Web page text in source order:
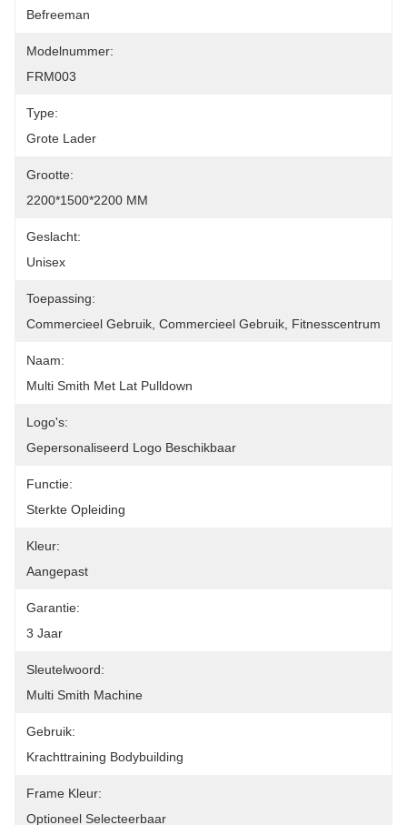
Befreeman
Modelnummer:
FRM003
Type:
Grote Lader
Grootte:
2200*1500*2200 MM
Geslacht:
Unisex
Toepassing:
Commercieel Gebruik, Commercieel Gebruik, Fitnesscentrum
Naam:
Multi Smith Met Lat Pulldown
Logo's:
Gepersonaliseerd Logo Beschikbaar
Functie:
Sterkte Opleiding
Kleur:
Aangepast
Garantie:
3 Jaar
Sleutelwoord:
Multi Smith Machine
Gebruik:
Krachttraining Bodybuilding
Frame Kleur:
Optioneel Selecteerbaar